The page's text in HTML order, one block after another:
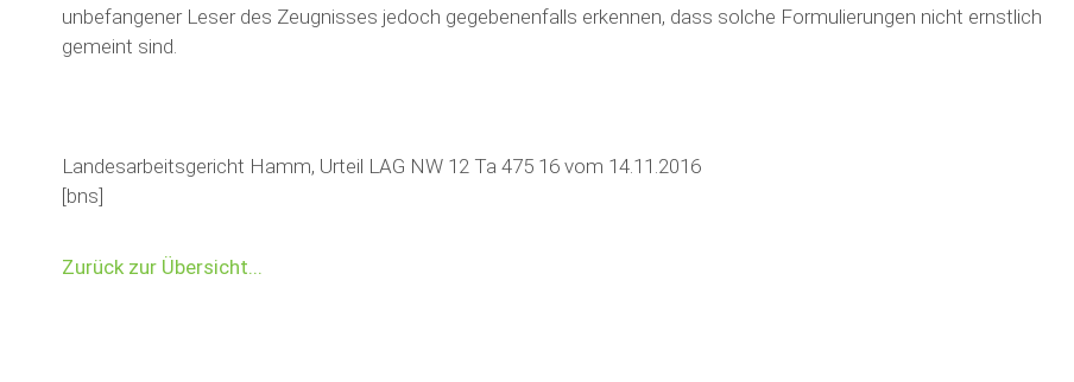
unbefangener Leser des Zeugnisses jedoch gegebenenfalls erkennen, dass solche Formulierungen nicht ernstlich
gemeint sind.
Landesarbeitsgericht Hamm, Urteil LAG NW 12 Ta 475 16 vom 14.11.2016
[bns]
Zurück zur Übersicht...